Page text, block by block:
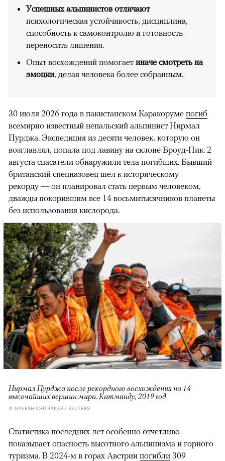
Успешных альпинистов отличают
психологическая устойчивость, дисциплина,
способность к самоконтролю и готовность
переносить лишения.
Опыт восхождений помогает иначе смотреть на
эмоции, делая человека более собранным.
30 июля 2026 года в пакистанском Каракоруме погиб
всемирно известный непальский альпинист Нирмал
Пурджа. Экспедиция из десяти человек, которую он
возглавлял, попала под лавину на склоне Броуд-Пик. 2
августа спасатели обнаружили тела погибших. Бывший
британский спецназовец шел к историческому
рекорду — он планировал стать первым человеком,
дважды покорившим все 14 восьмитысячников планеты
без использования кислорода.
Нирмал Пурджа после рекордного восхождения на 14
высочайших вершин мира. Катманду, 2019 год
© NAVESH CHITRAKAR / REUTERS
Статистика последних лет особенно отчетливо
показывает опасность высотного альпинизма и горного
туризма. В 2024-м в горах Австрии погибли 309